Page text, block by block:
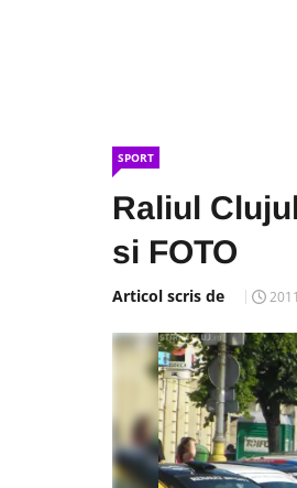
SPORT
Raliul
si FOTO
Articol scris de